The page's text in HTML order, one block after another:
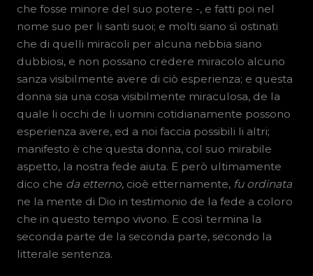
che fosse minore del suo potere -, e fatti poi nel
nome suo per li santi suoi; e molti siano sì ostinati
che di quelli miracoli per alcuna nebbia siano
dubbiosi, e non possano credere miracolo alcuno
sanza visibilmente avere di ciò esperienza; e questa
donna sia una cosa visibilmente miraculosa, de la
quale li occhi de li uomini cotidianamente possono
esperienza avere, ed a noi faccia possibili li altri;
manifesto è che questa donna, col suo mirabile
aspetto, la nostra fede aiuta. E però ultimamente
dico che da etterno, cioè etternamente, fu ordinata
ne la mente di Dio in testimonio de la fede a coloro
che in questo tempo vivono. E così termina la
seconda parte de la seconda parte, secondo la
litterale sentenza.